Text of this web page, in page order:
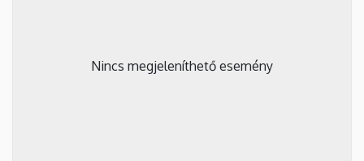
Nincs megjeleníthető esemény